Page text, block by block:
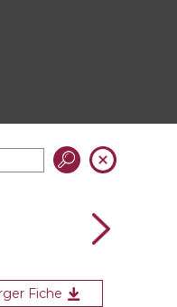
Fiche